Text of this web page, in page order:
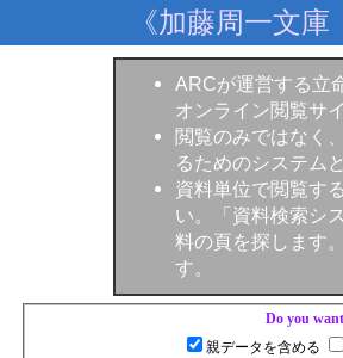
《加藤周一文
ARCが運営する立
オンライン閲覧サ
閲覧のみではなく
るためのシステム
資料単位で閲覧す
い。「資料検索シ
料の頁を探します
す。
Do you
親データを含める